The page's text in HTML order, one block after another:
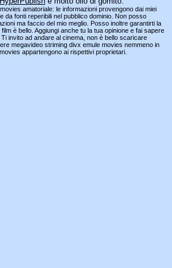
amatoriale: le informazioni provengono dai miei
da fonti reperibili nel pubblico dominio. Non posso
ma faccio del mio meglio. Posso inoltre garantirti la
è bello. Aggiungi anche tu la tua opinione e fai sapere
invito ad andare al cinema, non è bello scaricare
megavideo striming divx emule movies nemmeno in
appartengono ai rispettivi proprietari.